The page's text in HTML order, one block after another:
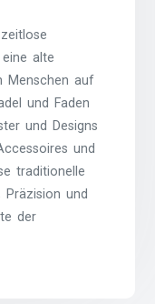
alte
Menschen auf
und Faden
und Designs
und
traditionelle
Präzision und
der